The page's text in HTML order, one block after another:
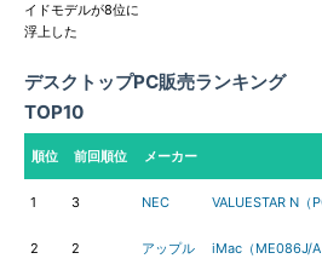
イドモデルが8位に
浮上した
デスクトップPC販売ランキング
TOP10
順位 前回順位 メーカー
1 3 NEC VALUESTAR N（
2 2 アップル iMac（ME086J/A